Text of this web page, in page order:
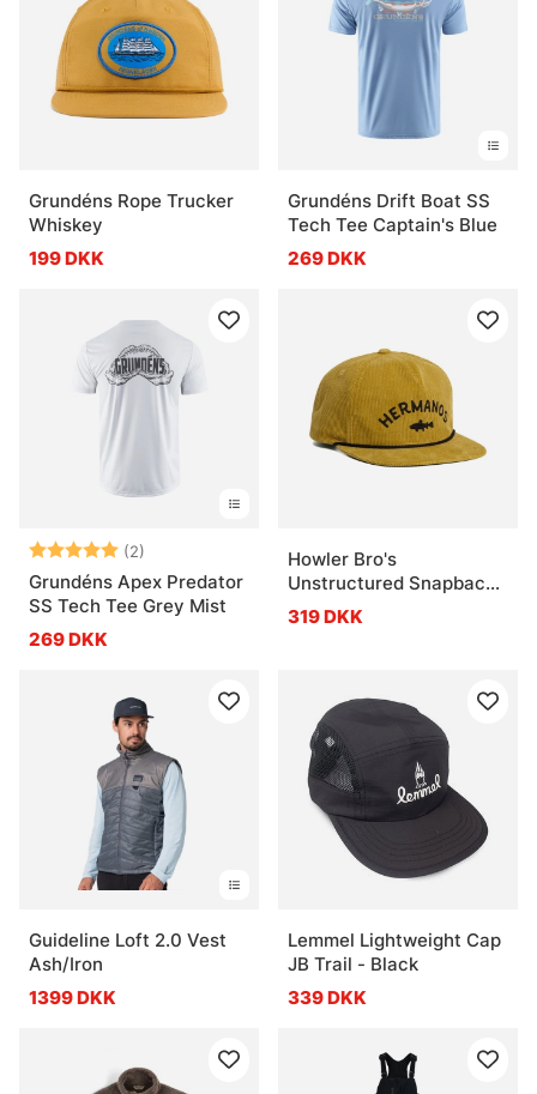
Grundéns Rope Trucker
Whiskey
199 DKK
Grundéns Drift Boat SS
Tech Tee Captain's Blue
269 DKK
Vurdering: (2)
5.0 ud af 5 stjerner
Grundéns Apex Predator
SS Tech Tee Grey Mist
269 DKK
Howler Bro's
Unstructured Snapback
Hats Hermanos - Old
Gold Corduroy
319 DKK
Guideline Loft 2.0 Vest
Ash/Iron
1399 DKK
Lemmel Lightweight Cap
JB Trail - Black
339 DKK